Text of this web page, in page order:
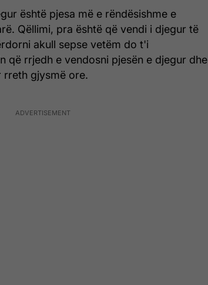
është pjesa më e rëndësishme e
Qëllimi, pra është që vendi i djegur të
akull sepse vetëm do t'i
që rrjedh e vendosni pjesën e djegur dhe
rreth gjysmë ore.